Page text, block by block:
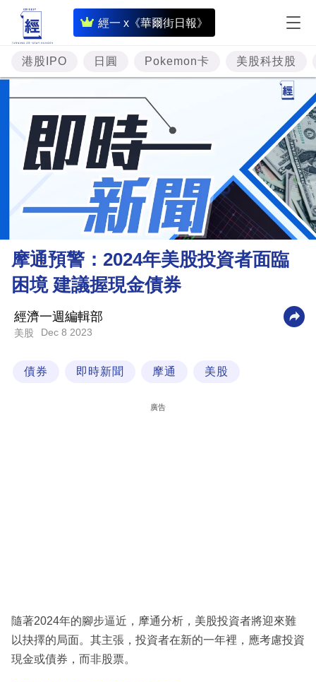
經一 x《華爾街日報》
即
時
財
經
專
題
投
資
樓
市
財
商
業
科
區
港股IPO 日圓 Pokemon卡 美股科技股
摩通預警：2024年美股投資者面臨
困境 建議握現金債券
經濟一週編輯部
美股 Dec 8 2023
債券 即時新聞 摩通 美股
廣告
隨著2024年的腳步逼近，摩通分析，美股投資者將迎來難
以抉擇的局面。其主張，投資者在新的一年裡，應考慮投資
現金或債券，而非股票。